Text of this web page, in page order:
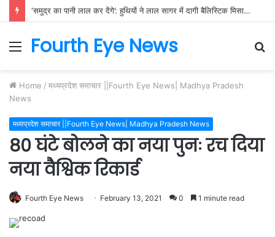
‘समुद्र का पानी लाल कर देंगे’: हुथियों ने लाल सागर में दागी बैलिस्टिक मिसाइलें, तेल टैंकरों में लगी आग से दहला मिडिल ईस्ट
Menu
Fourth Eye News
Home / मध्यप्रदेश समाचार ||Fourth Eye News| Madhya Pradesh
News
मध्यप्रदेश समाचार ||Fourth Eye News| Madhya Pradesh News
80 घंटे बोलने का नया पुनः रच दिया
नया वैश्विक रिकार्ड
Fourth Eye News February 13, 2021 0 1 minute read